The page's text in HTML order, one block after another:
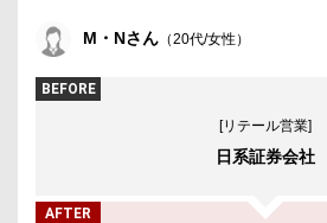
M・Nさん （20代/女性）
BEFORE
[リテール営業]
日系証券会社
AFTER